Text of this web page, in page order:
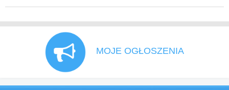
MOJE OGŁOSZENIA